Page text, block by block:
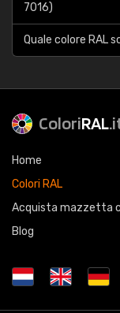
7016)
Quale colore RAL
ColoriRAL
Home
Colori RAL
Acquista mazzetta
Blog